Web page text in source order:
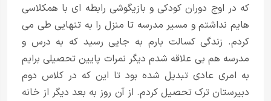
که در اوج دوران کودکی و بازیگوشی رابطه ای با همکلاسی
هایم نداشتم و مسیر مدرسه تا منزل را به تنهایی طی می
کردم. زندگی کسالت بارم به جایی رسید که به درس و
مدرسه هم بی علاقه شدم دیگر نمرات پایین تحصیلی برایم
به امری عادی تبدیل شده بود تا این که در کلاس دوم
دبیرستان ترک تحصیل کردم. از آن روز به بعد دیگر از خانه